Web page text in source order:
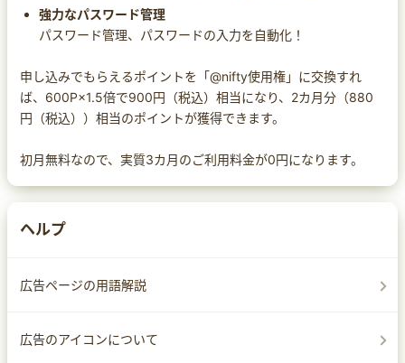
強力なパスワード管理
パスワード管理、パスワードの入力を自動化！
申し込みでもらえるポイントを「@nifty使用権」に交換すれ
ば、600P×1.5倍で900円（税込）相当になり、2カ月分（880
円（税込））相当のポイントが獲得できます。
初月無料なので、実質3カ月のご利用料金が0円になります。
ヘルプ
広告ページの用語解説
広告のアイコンについて